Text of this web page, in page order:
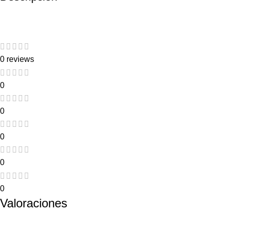
0 reviews
0
0
0
0
0
Valoraciones